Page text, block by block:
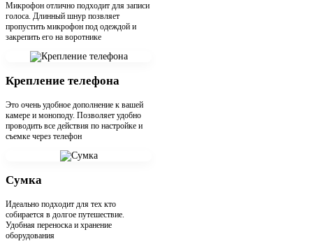
Микрофон отлично подходит для записи
голоса. Длинный шнур позвляет
пропустить микрофон под одеждой и
закрепить его на воротнике
Крепление телефона
Это очень удобное дополнение к вашей
камере и моноподу. Позволяет удобно
проводить все действия по настройке и
съемке через телефон
Сумка
Идеально подходит для тех кто
собирается в долгое путешествие.
Удобная переноска и хранение
оборудования